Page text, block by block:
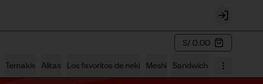
Login
S/ 0.00
Temakis Alitas Los favoritos de neki Meshi Sandwich Sushi